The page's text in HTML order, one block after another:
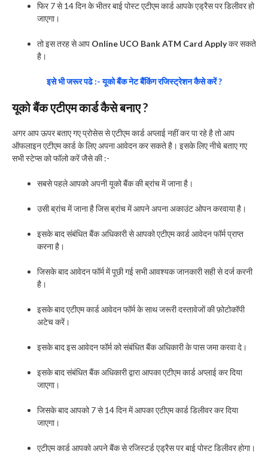
फिर 7 से 14 दिन के भीतर बाई पोस्ट एटीएम कार्ड आपके एड्रैस पर डिलीवर हो
जाएगा।
तो इस तरह से आप Online UCO Bank ATM Card Applyकर सकते
है।
इसे भी जरूर पढे :- यूको बैंक नेट बैंकिंग रजिस्ट्रेशन कैसे करें ?
यूको बैंक एटीएम कार्ड कैसे बनाए ?
अगर आप ऊपर बताए गए प्रोसेस से एटीएम कार्ड अप्लाई नहीं कर पा रहे है तो आप
ऑफलाइन एटीएम कार्ड के लिए अपना आवेदन कर सकते है। इसके लिए नीचे बताए गए
सभी स्टेप्स को फॉलो करें जैसे की :-
सबसे पहले आपको अपनी यूको बैंक की ब्रांच में जाना है।
उसी ब्रांच में जाना है जिस ब्रांच में आपने अपना अकाउंट ओपन करवाया है।
इसके बाद संबंधित बैंक अधिकारी से आपको एटीएम कार्ड आवेदन फॉर्म प्राप्त
करना है।
जिसके बाद आवेदन फॉर्म में पूछी गई सभी आवश्यक जानकारी सही से दर्ज करनी
है।
इसके बाद एटीएम कार्ड आवेदन फॉर्म के साथ जरूरी दस्तावेजों की फ़ोटोकॉपी
अटेच करें।
इसके बाद इस आवेदन फॉर्म को संबंधित बैंक अधिकारी के पास जमा करवा दे।
इसके बाद संबंधित बैंक अधिकारी द्वारा आपका एटीएम कार्ड अप्लाई कर दिया
जाएगा।
जिसके बाद आपको 7 से 14 दिन में आपका एटीएम कार्ड डिलीवर कर दिया
जाएगा।
एटीएम कार्ड आपको अपने बैंक से रजिस्टर्ड एड्रैस पर बाई पोस्ट डिलीवर होगा।